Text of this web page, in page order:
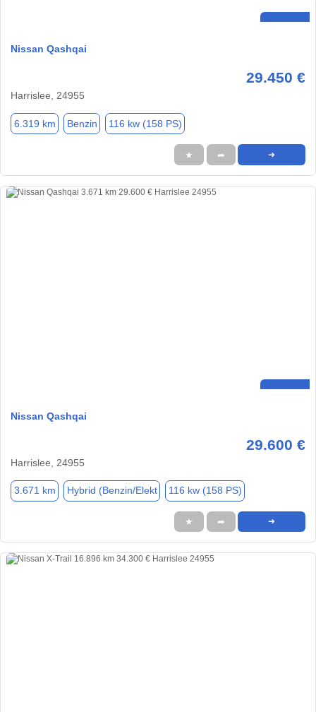
Nissan Qashqai
29.450 €
Harrislee, 24955
6.319 km Benzin 116 kw (158 PS)
★ ➦ ➜
Nissan Qashqai
29.600 €
Harrislee, 24955
3.671 km Hybrid (Benzin/Elekt 116 kw (158 PS)
★ ➦ ➜